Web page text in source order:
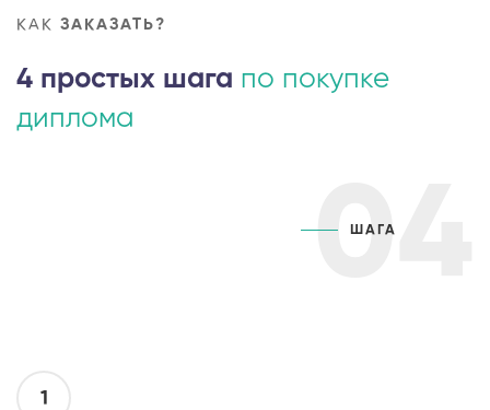
КАК ЗАКАЗАТЬ?
4 простых шага по покупке
диплома
04
ШАГА
1